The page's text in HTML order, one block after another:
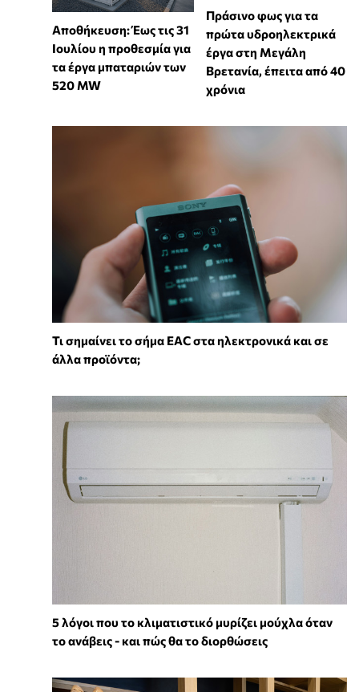
Αποθήκευση: Έως τις 31
Ιουλίου η προθεσμία για
τα έργα μπαταριών των
520 MW
Πράσινο φως για τα
πρώτα υδροηλεκτρικά
έργα στη Μεγάλη
Βρετανία, έπειτα από 40
χρόνια
Τι σημαίνει το σήμα EAC στα ηλεκτρονικά και σε
άλλα προϊόντα;
5 λόγοι που το κλιματιστικό μυρίζει μούχλα όταν
το ανάβεις - και πώς θα το διορθώσεις